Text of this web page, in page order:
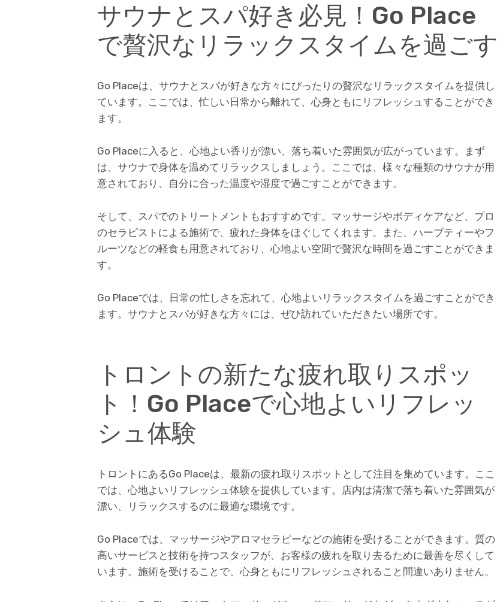
サウナとスパ好き必見！Go Place
で贅沢なリラックスタイムを過ごす
Go Placeは、サウナとスパが好きな方々にぴったりの贅沢なリラックスタイムを提供し
ています。ここでは、忙しい日常から離れて、心身ともにリフレッシュすることができ
ます。
Go Placeに入ると、心地よい香りが漂い、落ち着いた雰囲気が広がっています。まず
は、サウナで身体を温めてリラックスしましょう。ここでは、様々な種類のサウナが用
意されており、自分に合った温度や湿度で過ごすことができます。
そして、スパでのトリートメントもおすすめです。マッサージやボディケアなど、プロ
のセラピストによる施術で、疲れた身体をほぐしてくれます。また、ハーブティーやフ
ルーツなどの軽食も用意されており、心地よい空間で贅沢な時間を過ごすことができま
す。
Go Placeでは、日常の忙しさを忘れて、心地よいリラックスタイムを過ごすことができ
ます。サウナとスパが好きな方々には、ぜひ訪れていただきたい場所です。
トロントの新たな疲れ取りスポッ
ト！Go Placeで心地よいリフレッ
シュ体験
トロントにあるGo Placeは、最新の疲れ取りスポットとして注目を集めています。ここ
では、心地よいリフレッシュ体験を提供しています。店内は清潔で落ち着いた雰囲気が
漂い、リラックスするのに最適な環境です。
Go Placeでは、マッサージやアロマセラピーなどの施術を受けることができます。質の
高いサービスと技術を持つスタッフが、お客様の疲れを取り去るために最善を尽くして
います。施術を受けることで、心身ともにリフレッシュされること間違いありません。